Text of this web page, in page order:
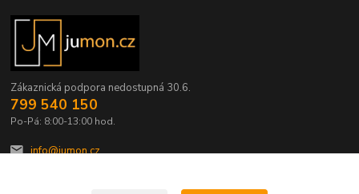
Zákaznická podpora nedostupná 30.6.
799 540 150
Po-Pá: 8:00-13:00 hod.
info@jumon.cz